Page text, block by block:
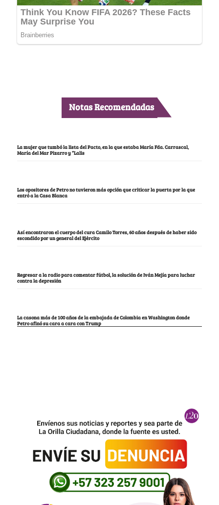
Notas Recomendadas
La mujer que tumbó la lista del Pacto, en la que estaba María Fda. Carrascal,
María del Mar Pizarro y “Lalis
Los opositores de Petro no tuvieron más opción que criticar la puerta por la que
entró a la Casa Blanca
Así encontraron el cuerpo del cura Camilo Torres, 60 años después de haber sido
escondido por un general del Ejército
Regresar a la radio para comentar fútbol, la solución de Iván Mejía para luchar
contra la depresión
La casona más de 100 años de la embajada de Colombia en Washington donde
Petro afinó su cara a cara con Trump